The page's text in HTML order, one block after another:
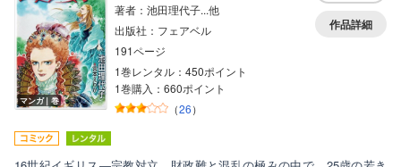
マンガ｜巻
著者：池田理代子...他
出版社：フェアベル
191ページ
1巻レンタル：450ポイント
1巻購入：660ポイント
（26）
作品詳細